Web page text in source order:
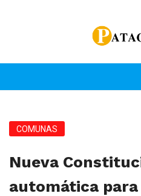
COMUNAS
Nueva
automática